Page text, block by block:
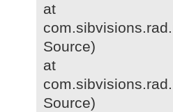
at
Source)
at
Source)